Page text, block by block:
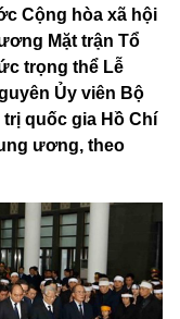
Cộng hòa xã hội
Mặt trận Tổ
trọng thể Lễ
Ủy viên Bộ
quốc gia Hồ Chí
ương, theo